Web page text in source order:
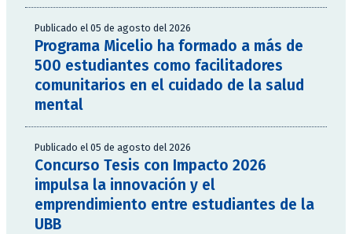
Publicado el 05 de agosto del 2026
Programa Micelio ha formado a más de
500 estudiantes como facilitadores
comunitarios en el cuidado de la salud
mental
Publicado el 05 de agosto del 2026
Concurso Tesis con Impacto 2026
impulsa la innovación y el
emprendimiento entre estudiantes de la
UBB